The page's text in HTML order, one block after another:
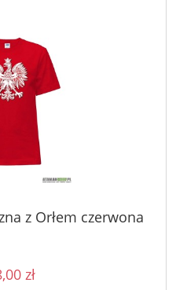
z Orłem czerwona
zł